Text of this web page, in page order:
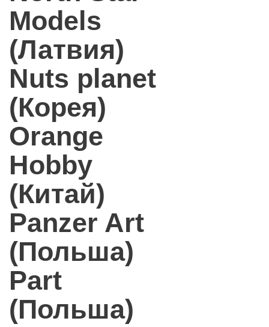
Models
(Латвия)
Nuts planet
(Корея)
Orange
Hobby
(Китай)
Panzer Art
(Польша)
Part
(Польша)